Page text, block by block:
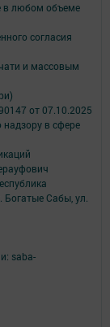
в любом объеме
согласия
и массовым
от 07.10.2025
в сфере
Богатые Сабы, ул.
saba-